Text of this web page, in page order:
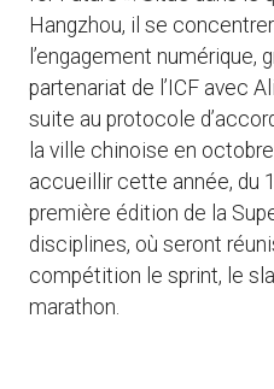
Hangzhou, il se
l’engagement numérique,
partenariat de l’ICF avec
suite au protocole
la ville chinoise en
accueillir cette année, du
première édition de la
disciplines, où seront
compétition le sprint, le
marathon.